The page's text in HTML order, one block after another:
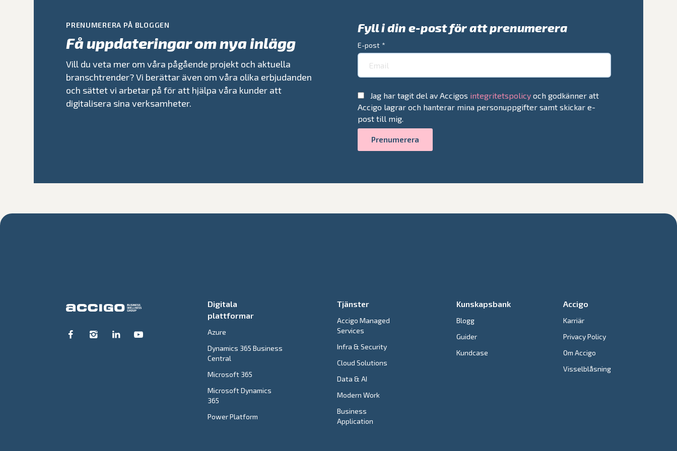
PRENUMERERA PÅ BLOGGEN
Få uppdateringar om nya inlägg
Vill du veta mer om våra pågående projekt och aktuella
branschtrender? Vi berättar även om våra olika erbjudanden
och sättet vi arbetar på för att hjälpa våra kunder att
digitalisera sina verksamheter.
Fyll i din e-post för att prenumerera
E-post *
Jag har tagit del av Accigos integritetspolicy och godkänner att
Accigo lagrar och hanterar mina personuppgifter samt skickar e-
post till mig.
Digitala
plattformar
Azure
Dynamics 365 Business
Central
Microsoft 365
Microsoft Dynamics
365
Power Platform
Tjänster
Accigo Managed
Services
Infra & Security
Cloud Solutions
Data & AI
Modern Work
Business
Application
Kunskapsbank
Blogg
Guider
Kundcase
Accigo
Karriär
Privacy Policy
Om Accigo
Visselblåsning